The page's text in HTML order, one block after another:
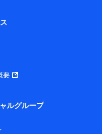
ため
のため
帯業務を行うため
責任を有する者の名
利用者（詳細は次のと
1号 山王パークタワー
ャルグループ 代表取
要
ルグループ